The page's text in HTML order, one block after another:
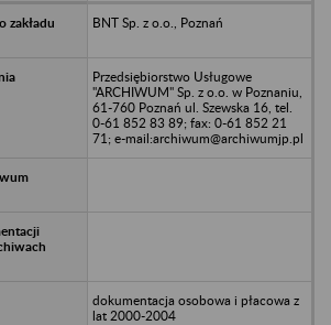
BNT Sp. z o.o., Poznań
Przedsiębiorstwo Usługowe
"ARCHIWUM" Sp. z o.o. w Poznaniu,
61-760 Poznań ul. Szewska 16, tel.
0-61 852 83 89; fax: 0-61 852 21
71; e-mail:archiwum@archiwumjp.pl
dokumentacja osobowa i płacowa z
lat 2000-2004